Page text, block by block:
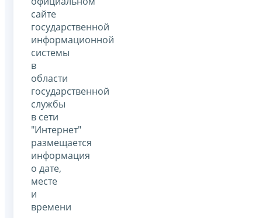
сайте
государственной
информационной
системы
в
области
государственной
службы
в сети
"Интернет"
размещается
информация
о дате,
месте
и
времени